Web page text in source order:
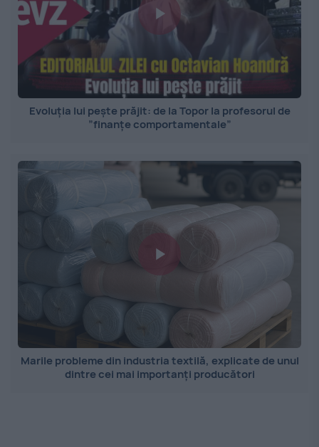
Evoluția lui pește prăjit: de la Topor la profesorul de
”finanțe comportamentale”
Marile probleme din industria textilă, explicate de unul
dintre cei mai importanți producători